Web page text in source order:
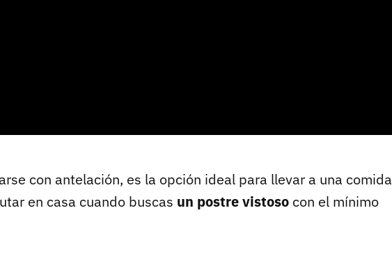
con antelación, es la opción ideal para llevar a una comida
en casa cuando buscas un postre vistoso con el mínimo